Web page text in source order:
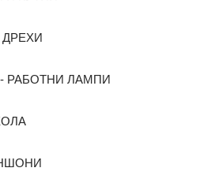
ДРЕХИ
РАБОТНИ ЛАМПИ